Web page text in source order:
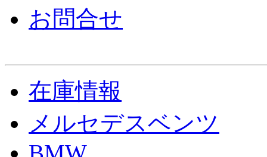
お問合せ
在庫情報
メルセデスベンツ